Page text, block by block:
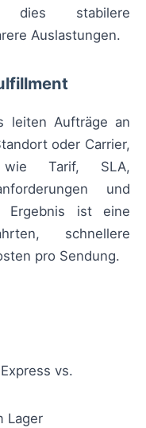
dies stabilere
Auslastungen.
leiten Aufträge an
oder Carrier,
Tarif, SLA,
und
Ergebnis ist eine
schnellere
pro Sendung.
vs.
Lager